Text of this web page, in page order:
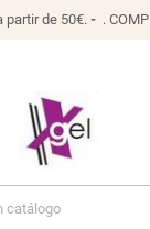
partir de 50€. - .